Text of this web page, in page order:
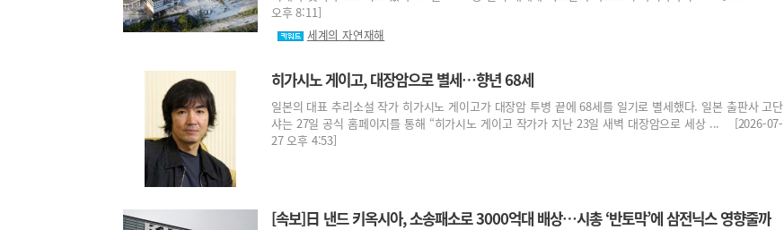
오후 8:11]
세계의 자연재해
히가시노 게이고, 대장암으로 별세…향년 68세
일본의 대표 추리소설 작가 히가시노 게이고가 대장암 투병 끝에 68세를 일기로 별세했다. 일본 출판사 고단
샤는 27일 공식 홈페이지를 통해 “히가시노 게이고 작가가 지난 23일 새벽 대장암으로 세상 ... [2026-07-
27 오후 4:53]
[속보]日 낸드 키옥시아, 소송패소로 3000억대 배상…시총 ‘반토막’에 삼전닉스 영향줄까